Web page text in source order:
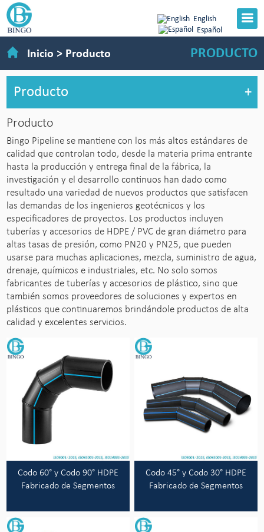
English
Español
Inicio > Producto PRODUCTO
Producto +
Producto
Bingo Pipeline se mantiene con los más altos estándares de
calidad que controlan todo, desde la materia prima entrante
hasta la producción y entrega final de la fábrica, la
investigación y el desarrollo continuos han dado como
resultado una variedad de nuevos productos que satisfacen
las demandas de los ingenieros geotécnicos y los
especificadores de proyectos. Los productos incluyen
tuberías y accesorios de HDPE / PVC de gran diámetro para
altas tasas de presión, como PN20 y PN25, que pueden
usarse para muchas aplicaciones, mezcla, suministro de agua,
drenaje, químicos e industriales, etc. No solo somos
fabricantes de tuberías y accesorios de plástico, sino que
también somos proveedores de soluciones y expertos en
plásticos que continuaremos brindándole productos de alta
calidad y excelentes servicios.
Codo 60° y Codo 90° HDPE
Fabricado de Segmentos
Codo 45° y Codo 30° HDPE
Fabricado de Segmentos